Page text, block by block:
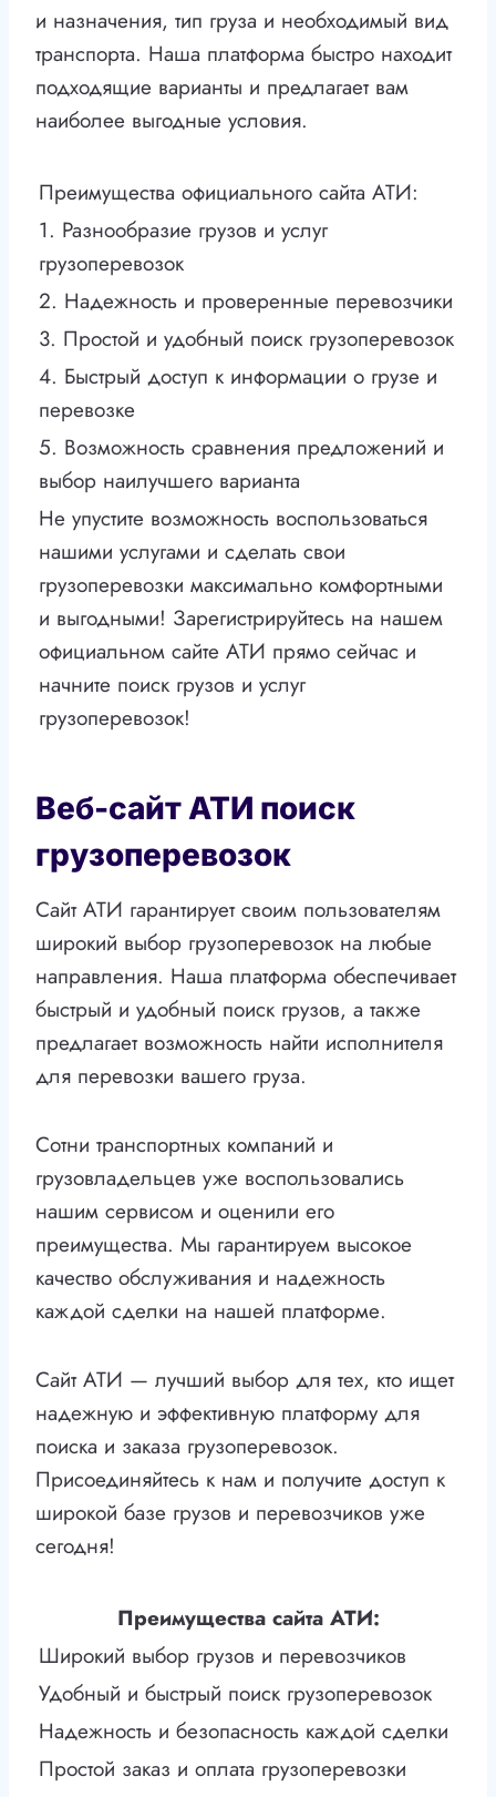
и назначения, тип груза и необходимый вид
транспорта. Наша платформа быстро находит
подходящие варианты и предлагает вам
наиболее выгодные условия.
Преимущества официального сайта АТИ:
1. Разнообразие грузов и услуг
грузоперевозок
2. Надежность и проверенные перевозчики
3. Простой и удобный поиск грузоперевозок
4. Быстрый доступ к информации о грузе и
перевозке
5. Возможность сравнения предложений и
выбор наилучшего варианта
Не упустите возможность воспользоваться
нашими услугами и сделать свои
грузоперевозки максимально комфортными
и выгодными! Зарегистрируйтесь на нашем
официальном сайте АТИ прямо сейчас и
начните поиск грузов и услуг
грузоперевозок!
Веб-сайт АТИ поиск
грузоперевозок
Сайт АТИ гарантирует своим пользователям
широкий выбор грузоперевозок на любые
направления. Наша платформа обеспечивает
быстрый и удобный поиск грузов, а также
предлагает возможность найти исполнителя
для перевозки вашего груза.
Сотни транспортных компаний и
грузовладельцев уже воспользовались
нашим сервисом и оценили его
преимущества. Мы гарантируем высокое
качество обслуживания и надежность
каждой сделки на нашей платформе.
Сайт АТИ — лучший выбор для тех, кто ищет
надежную и эффективную платформу для
поиска и заказа грузоперевозок.
Присоединяйтесь к нам и получите доступ к
широкой базе грузов и перевозчиков уже
сегодня!
Преимущества сайта АТИ:
Широкий выбор грузов и перевозчиков
Удобный и быстрый поиск грузоперевозок
Надежность и безопасность каждой сделки
Простой заказ и оплата грузоперевозки